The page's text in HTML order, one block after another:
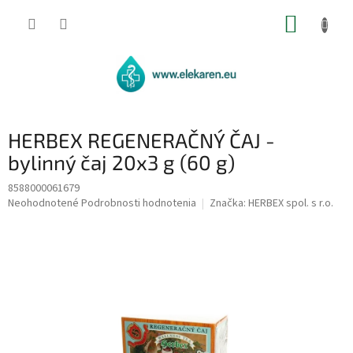
HERBEX REGENERAČNÝ ČAJ -
bylinný čaj 20x3 g (60 g)
8588000061679
Priemerné
Neohodnotené Podrobnosti hodnotenia Značka: HERBEX spol. s r.o.